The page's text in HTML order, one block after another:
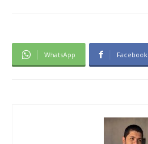
WhatsApp Facebook